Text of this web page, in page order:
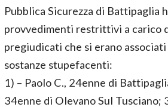
Pubblica Sicurezza di Battipaglia
provvedimenti restrittivi a carico
pregiudicati che si erano
sostanze stupefacenti:
1) – Paolo C., 24enne di
34enne di Olevano Sul Tusciano;